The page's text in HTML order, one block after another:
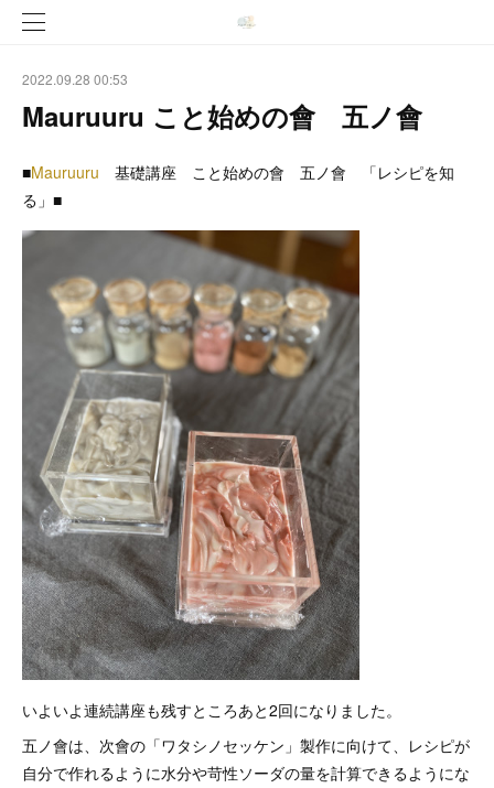
2022.09.28 00:53
Mauruuru こと始めの會 五ノ會
■Mauruuru 基礎講座 こと始めの會 五ノ會 「レシピを知
る」■
いよいよ連続講座も残すところあと2回になりました。
五ノ會は、次會の「ワタシノセッケン」製作に向けて、レシピが
自分で作れるように水分や苛性ソーダの量を計算できるようにな